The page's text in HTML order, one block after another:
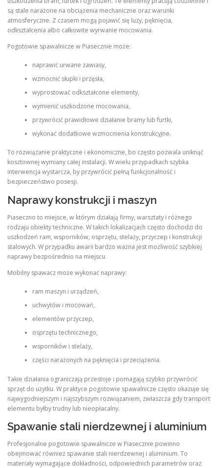
są stale narażone na obciążenia mechaniczne oraz warunki
atmosferyczne. Z czasem mogą pojawić się luzy, pęknięcia,
odkształcenia albo całkowite wyrwanie mocowania.
Pogotowie spawalnicze w Piasecznie może:
naprawić urwane zawiasy,
wzmocnić słupki i przęsła,
wyprostować odkształcone elementy,
wymienić uszkodzone mocowania,
przywrócić prawidłowe działanie bramy lub furtki,
wykonać dodatkowe wzmocnienia konstrukcyjne.
To rozwiązanie praktyczne i ekonomiczne, bo często pozwala uniknąć
kosztownej wymiany całej instalacji. W wielu przypadkach szybka
interwencja wystarcza, by przywrócić pełną funkcjonalność i
bezpieczeństwo posesji.
Naprawy konstrukcji i maszyn
Piaseczno to miejsce, w którym działają firmy, warsztaty i różnego
rodzaju obiekty techniczne. W takich lokalizacjach często dochodzi do
uszkodzeń ram, wsporników, osprzętu, stelaży, przyczep i konstrukcji
stalowych. W przypadku awarii bardzo ważna jest możliwość szybkiej
naprawy bezpośrednio na miejscu.
Mobilny spawacz może wykonać naprawy:
ram maszyn i urządzeń,
uchwytów i mocowań,
elementów przyczep,
osprzętu technicznego,
wsporników i stelaży,
części narażonych na pęknięcia i przeciążenia.
Takie działania ograniczają przestoje i pomagają szybko przywrócić
sprzęt do użytku. W praktyce pogotowie spawalnicze często okazuje się
najwygodniejszym i najszybszym rozwiązaniem, zwłaszcza gdy transport
elementu byłby trudny lub nieopłacalny.
Spawanie stali nierdzewnej i aluminium
Profesjonalne pogotowie spawalnicze w Piasecznie powinno
obejmować również spawanie stali nierdzewnej i aluminium. To
materiały wymagające dokładności, odpowiednich parametrów oraz